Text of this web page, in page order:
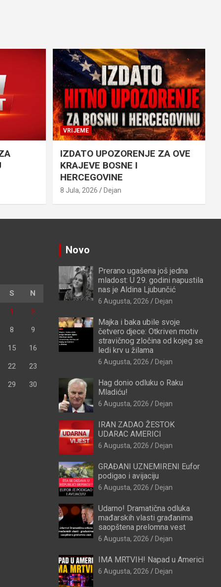
VRIJEME
IZDATO UPOZORENJE ZA OVE
KRAJEVE BOSNE I
HERCEGOVINE
8 Jula, 2026 Dejan
S N
1 2
8 9
15 16
22 23
29 30
Novo
Prerano ugašena još jedna
mladost: U 29. godini napustila
nas je Aldina Ljubunčić
6 Augusta, 2026 Dejan
Majka i baka ubile svoje
četvero djece: Otkriven motiv
stravičnog zločina od kojeg se
ledi krv u žilama
6 Augusta, 2026 Dejan
Hag donio odluku o Raku
Mladiću!
6 Augusta, 2026 Dejan
IRAN ZADAO ŽESTOK
UDARAC AMERICI
6 Augusta, 2026 Dejan
GRAĐANI UZNEMIRENI Eufor
podigao i avijaciju
6 Augusta, 2026 Dejan
Udarno! Dramatična odluka
mađarskih vlasti građanima
saopštena prelomna vest
6 Augusta, 2026 Dejan
IMA MRTVIH! Napad u Americi
6 Augusta, 2026 Dejan